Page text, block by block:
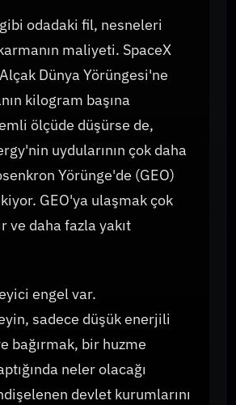
odadaki fil, nesneleri
maliyeti. SpaceX
Dünya Yörüngesi'ne
kilogram başına
ölçüde düşürse de,
uydularının çok daha
Yörünge'de (GEO)
GEO'ya ulaşmak çok
ve daha fazla yakıt
engel var.
sadece düşük enerjili
bağırmak, bir huzme
neler olacağı
devlet kurumlarını